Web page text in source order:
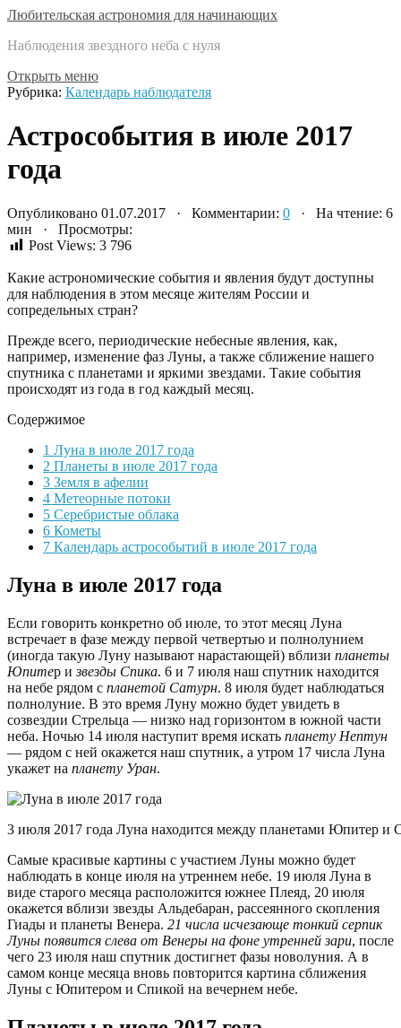
Любительская астрономия для начинающих
Наблюдения звездного неба с нуля
Открыть меню
Рубрика: Календарь наблюдателя
Астрособытия в июле 2017
года
Опубликовано 01.07.2017 · Комментарии: 0 · На чтение: 6
мин · Просмотры:
Post Views: 3 796
Какие астрономические события и явления будут доступны
для наблюдения в этом месяце жителям России и
сопредельных стран?
Прежде всего, периодические небесные явления, как,
например, изменение фаз Луны, а также сближение нашего
спутника с планетами и яркими звездами. Такие события
происходят из года в год каждый месяц.
Содержимое
1 Луна в июле 2017 года
2 Планеты в июле 2017 года
3 Земля в афелии
4 Метеорные потоки
5 Серебристые облака
6 Кометы
7 Календарь астрособытий в июле 2017 года
Луна в июле 2017 года
Если говорить конкретно об июле, то этот месяц Луна
встречает в фазе между первой четвертью и полнолунием
(иногда такую Луну называют нарастающей) вблизи планеты
Юпитер и звезды Спика. 6 и 7 июля наш спутник находится
на небе рядом с планетой Сатурн. 8 июля будет наблюдаться
полнолуние. В это время Луну можно будет увидеть в
созвездии Стрельца — низко над горизонтом в южной части
неба. Ночью 14 июля наступит время искать планету Нептун
— рядом с ней окажется наш спутник, а утром 17 числа Луна
укажет на планету Уран.
3 июля 2017 года Луна находится между планетами Юпитер и
Самые красивые картины с участием Луны можно будет
наблюдать в конце июля на утреннем небе. 19 июля Луна в
виде старого месяца расположится южнее Плеяд, 20 июля
окажется вблизи звезды Альдебаран, рассеянного скопления
Гиады и планеты Венера. 21 числа исчезающе тонкий серпик
Луны появится слева от Венеры на фоне утренней зари, после
чего 23 июля наш спутник достигнет фазы новолуния. А в
самом конце месяца вновь повторится картина сближения
Луны с Юпитером и Спикой на вечернем небе.